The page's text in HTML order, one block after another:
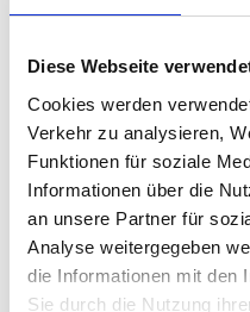
Diese Webseite
Cookies werden
Verkehr zu analysieren,
Funktionen für soziale
Informationen über die
an unsere Partner für
Analyse weitergegeben
die Informationen mit den
Sie durch die Nutzung
f'air Ersatz Filter für Zehnder
PAUL ISO-FILTERBOX DN 160
€29,95 €31,80
Sale